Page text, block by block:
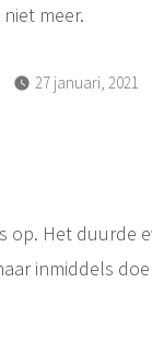
meer.
27 januari, 2021
op. Het duurde
inmiddels